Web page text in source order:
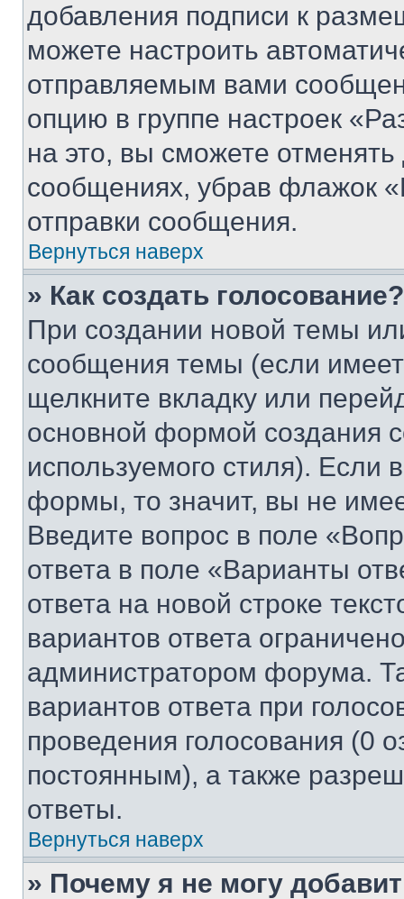
добавления подписи к
можете настроить
отправляемым вами
опцию в группе настроек
на это, вы сможете
сообщениях, убрав флажок
отправки сообщения.
Вернуться наверх
» Как создать голосование?
При создании новой темы
сообщения темы (если
щелкните вкладку или
основной формой создания
используемого стиля). Если
формы, то значит, вы не
Введите вопрос в поле
ответа в поле «Варианты
ответа на новой строке
вариантов ответа
администратором форума.
вариантов ответа при
проведения голосования (0
постоянным), а также
ответы.
Вернуться наверх
» Почему я не могу